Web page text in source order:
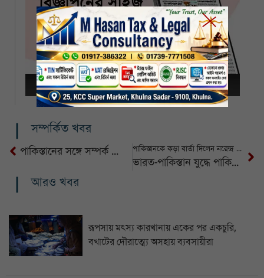
সম্পর্কিত খবর
পাকিস্তানের সঙ্গে সম্পর্ক জোরদারের আহ্বান প্রধান উপদেষ্টার পাকিস্তানকে কড়া বার্তা দিলেন নরেন্দ্র মোদি
ভারত-পাকিস্তান যুদ্ধে পাকিস্তানের চেয়ে ভারতের ক্ষতি ২০ গুণ বেশি
আরও খবর
রূপসায় মৎস্য কারখানায় একের পর একচুরি,
বখাটের দৌরাত্ম্যে অসহায় ব্যবসায়ীরা